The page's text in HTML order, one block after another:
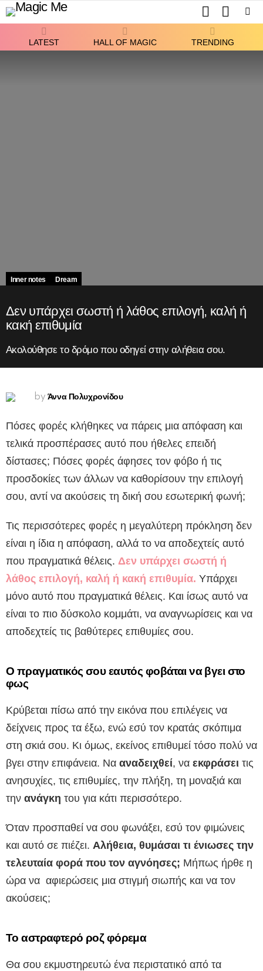
SWITCH
SKIN
LATEST HALL OF MAGIC TRENDING
Inner notes Dream
Δεν υπάρχει σωστή ή λάθος επιλογή, καλή ή
κακή επιθυμία
Ακολούθησε το δρόμο που οδηγεί στην αλήθεια σου.
by Άννα Πολυχρονίδου
Πόσες φορές κλήθηκες να πάρεις μια απόφαση και
τελικά προσπέρασες αυτό που ήθελες επειδή
δίστασες; Πόσες φορές άφησες τον φόβο ή τις
προσδοκίες των άλλων να καθορίσουν την επιλογή
σου, αντί να ακούσεις τη δική σου εσωτερική φωνή;
Τις περισσότερες φορές η μεγαλύτερη πρόκληση δεν
είναι η ίδια η απόφαση, αλλά το να αποδεχτείς αυτό
που πραγματικά θέλεις. Δεν υπάρχει σωστή ή
λάθος επιλογή, καλή ή κακή επιθυμία. Υπάρχει
μόνο αυτό που πραγματικά θέλεις. Και ίσως αυτό να
είναι το πιο δύσκολο κομμάτι, να αναγνωρίσεις και να
αποδεχτείς τις βαθύτερες επιθυμίες σου.
Ο πραγματικός σου εαυτός φοβάται να βγει στο
φως
Κρύβεται πίσω από την εικόνα που επιλέγεις να
δείχνεις προς τα έξω, ενώ εσύ τον κρατάς σκόπιμα
στη σκιά σου. Κι όμως, εκείνος επιθυμεί τόσο πολύ να
βγει στην επιφάνεια. Να αναδειχθεί, να εκφράσει τις
ανησυχίες, τις επιθυμίες, την πλήξη, τη μοναξιά και
την ανάγκη του για κάτι περισσότερο.
Όταν προσπαθεί να σου φωνάξει, εσύ τον φιμώνεις
και αυτό σε πιέζει. Αλήθεια, θυμάσαι τι ένιωσες την
τελευταία φορά που τον αγνόησες; Μήπως ήρθε η
ώρα να αφιερώσεις μια στιγμή σιωπής και να τον
ακούσεις;
Το αστραφτερό ροζ φόρεμα
Θα σου εκμυστηρευτώ ένα περιστατικό από τα